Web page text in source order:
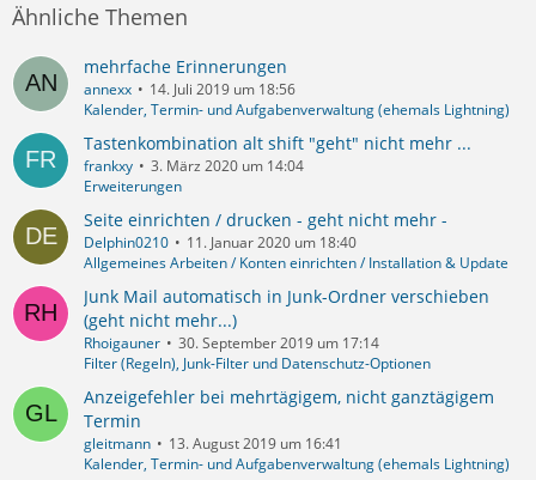
Ähnliche Themen
mehrfache Erinnerungen
annexx
14. Juli 2019 um 18:56
Kalender, Termin- und Aufgabenverwaltung (ehemals Lightning)
Tastenkombination alt shift "geht" nicht mehr ...
frankxy
3. März 2020 um 14:04
Erweiterungen
Seite einrichten / drucken - geht nicht mehr -
Delphin0210
11. Januar 2020 um 18:40
Allgemeines Arbeiten / Konten einrichten / Installation & Update
Junk Mail automatisch in Junk-Ordner verschieben
(geht nicht mehr...)
Rhoigauner
30. September 2019 um 17:14
Filter (Regeln), Junk-Filter und Datenschutz-Optionen
Anzeigefehler bei mehrtägigem, nicht ganztägigem
Termin
gleitmann
13. August 2019 um 16:41
Kalender, Termin- und Aufgabenverwaltung (ehemals Lightning)